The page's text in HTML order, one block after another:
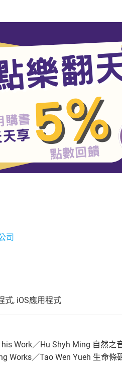
司
式, iOS應用程式
Work／Hu Shyh Ming 自然
Works／Tao Wen Yueh 生命